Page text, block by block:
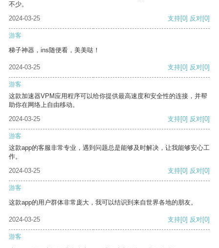
不少。
2024-03-25
支持[0] 反对[0]
游客
梯子神器，ins随便看，美美哒！
2024-03-25 支持[0] 反对[0]
游客
这款加速器VPM应用程序可以给你提供最高速度和安全性的连接，并帮
助你在网络上自由移动。
2024-03-25
支持[0] 反对[0]
游客
这款app的客服非常专业，遇到问题总是能够及时解决，让我能够安心工
作。
2024-03-25
支持[0] 反对[0]
游客
这款app的用户群体非常庞大，我可以结识到来自世界各地的朋友。
2024-03-25 支持[0] 反对[0]
游客